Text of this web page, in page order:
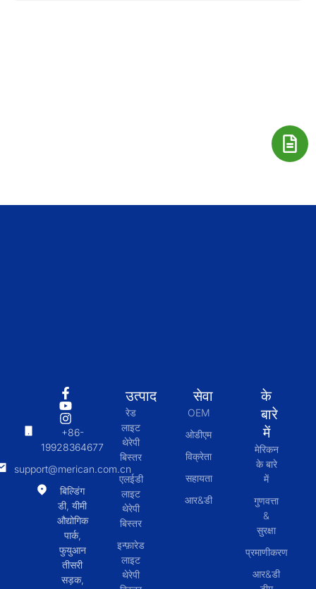
+86-
19928364677
support@merican.com.cn
बिल्डिंग
डी, यीमी
औद्योगिक
पार्क,
फुयुआन
तीसरी
सड़क,
उत्पाद
रेड
लाइट
थेरेपी
बिस्तर
एलईडी
लाइट
थेरेपी
बिस्तर
इन्फ़ारेड
लाइट
थेरेपी
सेवा
OEM
ओडीएम
विक्रेता
सहायता
आर&डी
के
बारे
में
मेरिकन
के बारे
में
गुणवत्ता
&
सुरक्षा
प्रमाणीकरण
आर&डी